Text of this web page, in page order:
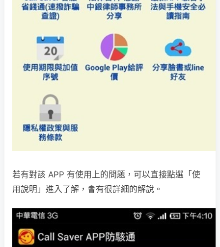
若有對該 APP 有使用上的問題，可以直接點選「使
用說明」進入了解，會有很詳細的解說。